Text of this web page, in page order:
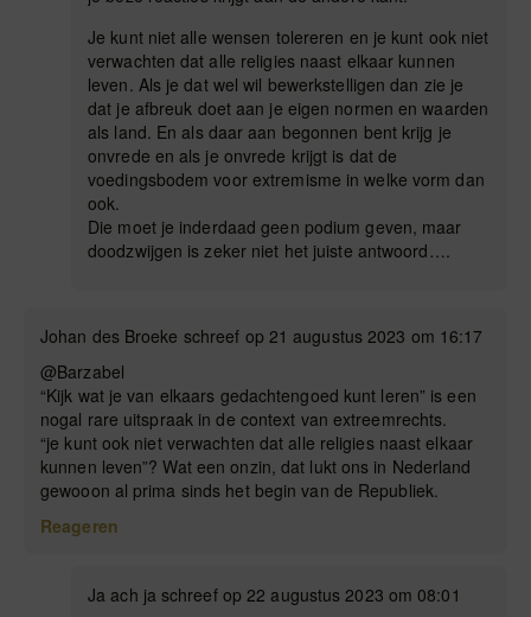
Je kunt niet alle wensen tolereren en je kunt ook niet
verwachten dat alle religies naast elkaar kunnen
leven. Als je dat wel wil bewerkstelligen dan zie je
dat je afbreuk doet aan je eigen normen en waarden
als land. En als daar aan begonnen bent krijg je
onvrede en als je onvrede krijgt is dat de
voedingsbodem voor extremisme in welke vorm dan
ook.
Die moet je inderdaad geen podium geven, maar
doodzwijgen is zeker niet het juiste antwoord….
Johan des Broeke schreef op 21 augustus 2023 om 16:17
@Barzabel
“Kijk wat je van elkaars gedachtengoed kunt leren” is een
nogal rare uitspraak in de context van extreemrechts.
“je kunt ook niet verwachten dat alle religies naast elkaar
kunnen leven”? Wat een onzin, dat lukt ons in Nederland
gewooon al prima sinds het begin van de Republiek.
Reageren
Ja ach ja schreef op 22 augustus 2023 om 08:01